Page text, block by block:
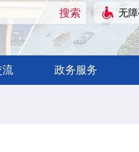
无
流 政务服务